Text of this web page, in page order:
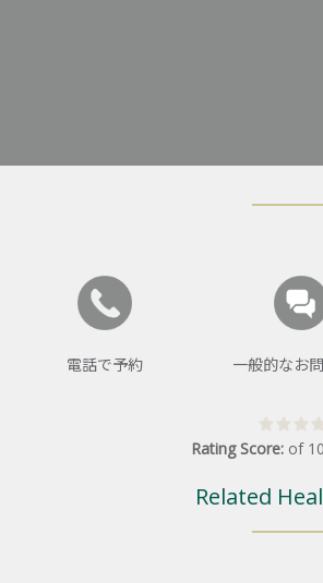
電話で予約 一般的なお
Rating Score: of 10
Related